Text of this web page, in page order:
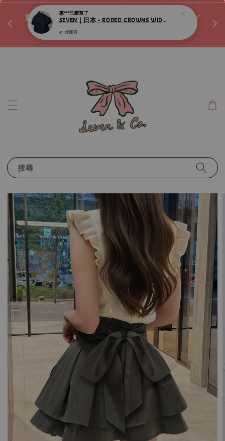
想訂製屬於自己的『水晶手鍊』嗎ꕀ♡ 私訊我們.ᐟ.ᐟ
📣Instagram 這邊按下去
搜尋